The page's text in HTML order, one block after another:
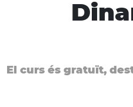
El curs és gratuït,